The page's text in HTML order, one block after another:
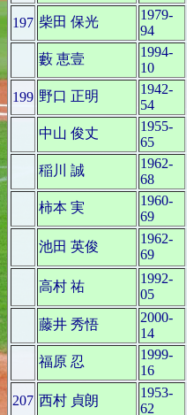
197 柴田 保光
1979-
94
藪 恵壹
1994-
10
199 野口 正明
1942-
54
中山 俊丈
1955-
65
稲川 誠
1962-
68
柿本 実
1960-
69
池田 英俊
1962-
69
高村 祐
1992-
05
藤井 秀悟
2000-
14
福原 忍
1999-
16
207 西村 貞朗
1953-
62